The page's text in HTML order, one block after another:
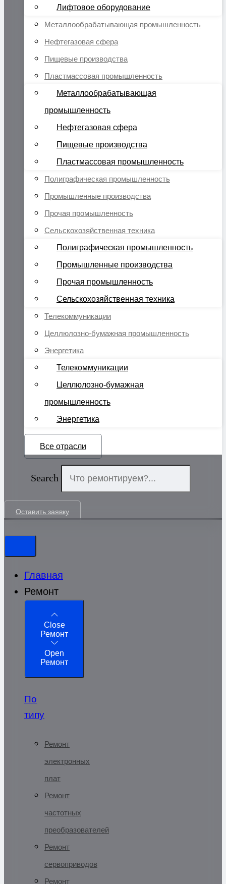
Лифтовое оборудование
Металлообрабатывающая промышленность
Нефтегазовая сфера
Пищевые производства
Пластмассовая промышленность
Металлообрабатывающая
промышленность
Нефтегазовая сфера
Пищевые производства
Пластмассовая промышленность
Полиграфическая промышленность
Промышленные производства
Прочая промышленность
Сельскохозяйственная техника
Полиграфическая промышленность
Промышленные производства
Прочая промышленность
Сельскохозяйственная техника
Телекоммуникации
Целлюлозно-бумажная промышленность
Энергетика
Телекоммуникации
Целлюлозно-бумажная
промышленность
Энергетика
Все отрасли
Search
Оставить заявку
Главная
Ремонт
Close
Ремонт
Open
Ремонт
По
типу
Ремонт
электронных
плат
Ремонт
частотных
преобразователей
Ремонт
сервоприводов
Ремонт